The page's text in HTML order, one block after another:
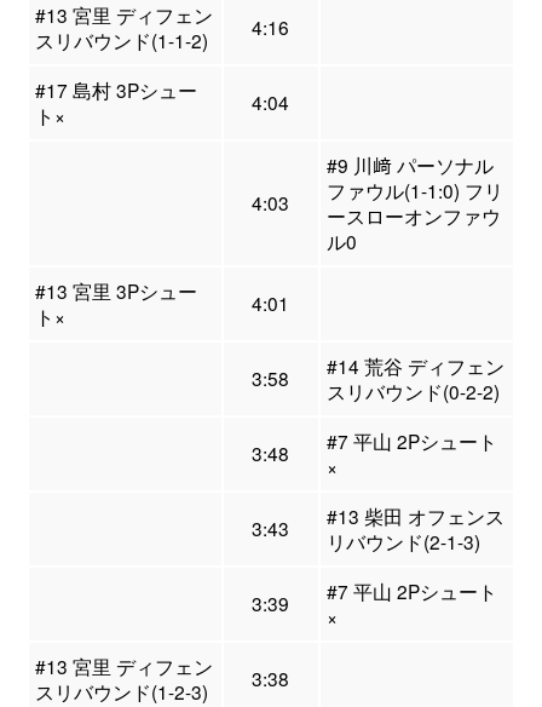
#13 宮里 ディフェン
スリバウンド(1-1-2)
4:16
#17 島村 3Pシュー
ト×
4:04
4:03
#9 川﨑 パーソナル
ファウル(1-1:0) フリ
ースローオンファウ
ル0
#13 宮里 3Pシュー
ト×
4:01
3:58
#14 荒谷 ディフェン
スリバウンド(0-2-2)
3:48
#7 平山 2Pシュート
×
3:43
#13 柴田 オフェンス
リバウンド(2-1-3)
3:39
#7 平山 2Pシュート
×
#13 宮里 ディフェン
スリバウンド(1-2-3)
3:38